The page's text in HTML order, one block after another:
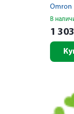
Omron
В
1 303